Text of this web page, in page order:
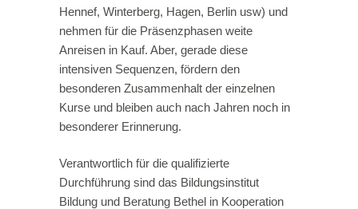
Hennef, Winterberg, Hagen, Berlin usw) und
nehmen für die Präsenzphasen weite
Anreisen in Kauf. Aber, gerade diese
intensiven Sequenzen, fördern den
besonderen Zusammenhalt der einzelnen
Kurse und bleiben auch nach Jahren noch in
besonderer Erinnerung.
Verantwortlich für die qualifizierte
Durchführung sind das Bildungsinstitut
Bildung und Beratung Bethel in Kooperation